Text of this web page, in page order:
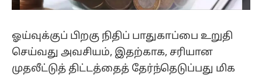
ஓய்வுக்குப் பிறகு நிதிப் பாதுகாப்பை உறுதி
செய்வது அவசியம், இதற்காக, சரியான
முதலீட்டுத் திட்டத்தைத் தேர்ந்தெடுப்பது மிக